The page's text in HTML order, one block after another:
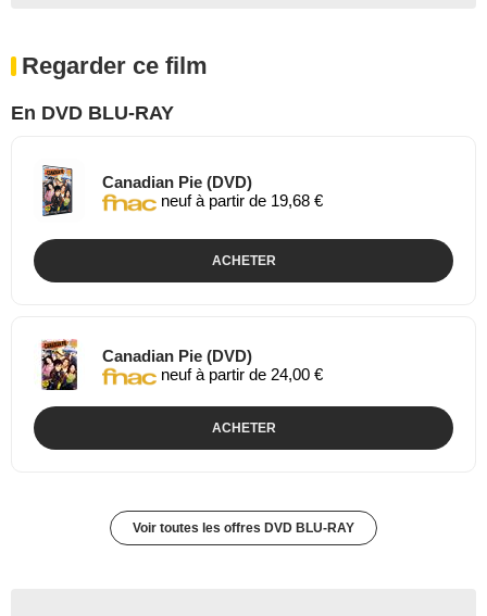
Regarder ce film
En DVD BLU-RAY
Canadian Pie (DVD)
neuf à partir de 19,68 €
ACHETER
Canadian Pie (DVD)
neuf à partir de 24,00 €
ACHETER
Voir toutes les offres DVD BLU-RAY